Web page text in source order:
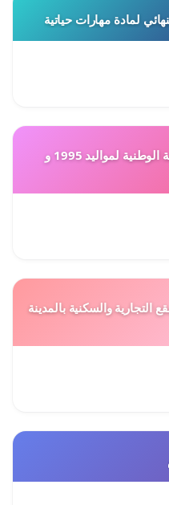
لمادة مهارات حياتية
استصدار إعفاء من إلتزامات الخدمة الوطنية لمواليد 1995 و
والسكنية بالمدينة